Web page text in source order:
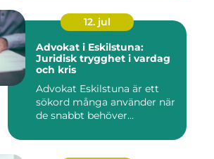
12. jul
Advokat i Eskilstuna:
Juridisk trygghet i vardag
och kris
Advokat Eskilstuna är ett
sökord många använder när
de snabbt behöver...